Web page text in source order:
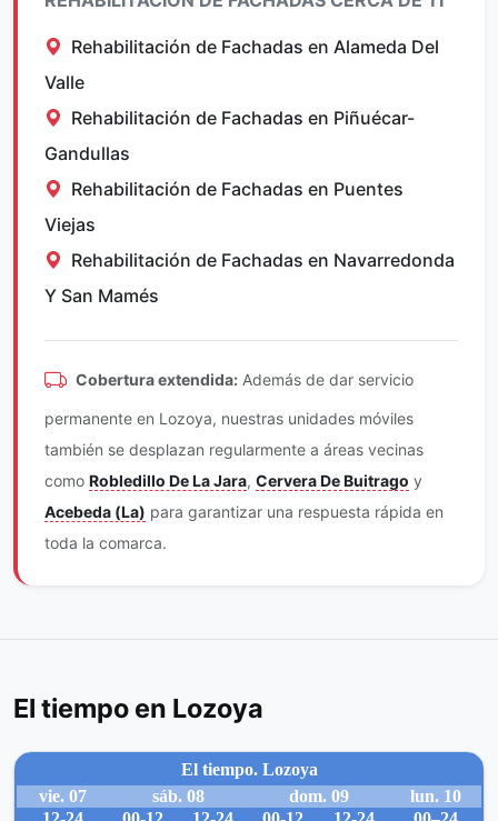
Rehabilitación de Fachadas en Alameda Del
Valle
Rehabilitación de Fachadas en Piñuécar-
Gandullas
Rehabilitación de Fachadas en Puentes
Viejas
Rehabilitación de Fachadas en Navarredonda
Y San Mamés
Cobertura extendida: Además de dar servicio
permanente en Lozoya, nuestras unidades móviles
también se desplazan regularmente a áreas vecinas
como Robledillo De La Jara, Cervera De Buitrago y
Acebeda (La) para garantizar una respuesta rápida en
toda la comarca.
El tiempo en Lozoya